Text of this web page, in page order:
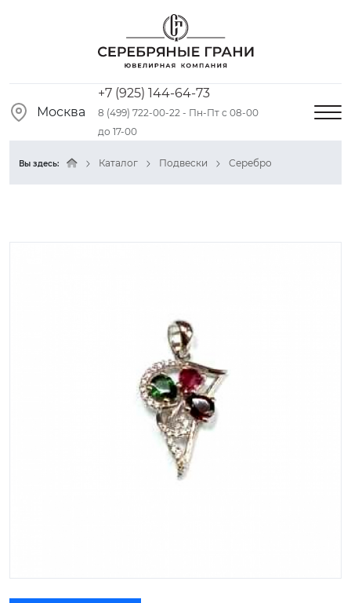
Москва
+7 (925) 144-64-73
8 (499) 722-00-22 - Пн-Пт с 08-00
до 17-00
Вы здесь: Каталог Подвески Серебро